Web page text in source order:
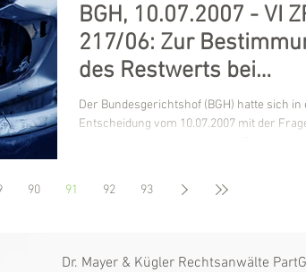
BGH, 10.07.2007 - VI
217/06: Zur
des Restwerts bei
Weiternutzung des
Unfallfahrzeugs
Der Bundesgerichtshof (BGH) hatte sich in
Entscheidung vom 10.07.2007 mit der
90 91 92 93
Dr. Mayer & Kügler Rechtsanwälte